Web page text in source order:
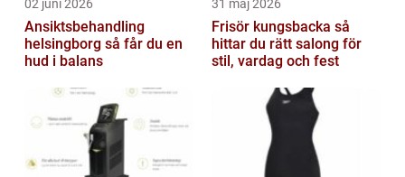
02 juni 2026
Ansiktsbehandling
helsingborg så får du en
hud i balans
31 maj 2026
Frisör kungsbacka så
hittar du rätt salong för
stil, vardag och fest